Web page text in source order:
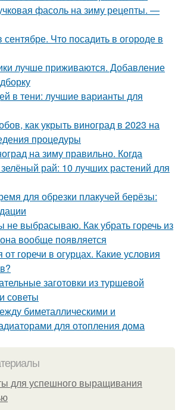
фасоль на зиму рецепты. —
сентябре. Что посадить в огороде в
лучше приживаются. Добавление
в тени: лучшие варианты для
как укрыть виноград в 2023 на
процедуры
на зиму правильно. Когда
рай: 10 лучших растений для
для обрезки плакучей берёзы:
не выбрасываю. Как убрать горечь из
вообще появляется
от горечи в огурцах. Какие условия
заготовки из туршевой
советы
биметаллическими и
для отопления дома
для успешного выращивания